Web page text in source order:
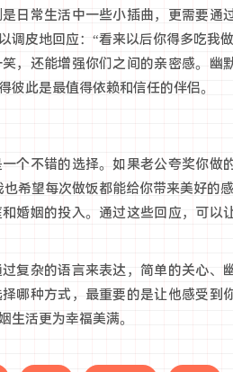
日常生活中一些小插曲，更需要通
调皮地回应：“看来以后你得多吃我
，还能增强你们之间的亲密感。幽
此是最值得依赖和信任的伴侣。
个不错的选择。如果老公夸奖你做
希望每次做饭都能给你带来美好的
婚姻的投入。通过这些回应，可以
复杂的语言来表达，简单的关心、
哪种方式，最重要的是让他感受到
生活更为幸福美满。